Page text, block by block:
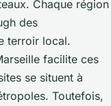
Chaque région
des
terroir local.
facilite ces
se situent à
Toutefois,